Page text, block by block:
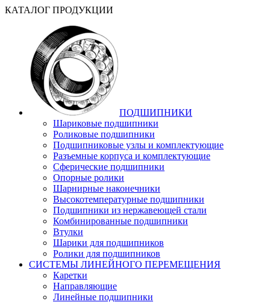
КАТАЛОГ ПРОДУКЦИИ
ПОДШИПНИКИ
Шариковые подшипники
Роликовые подшипники
Подшипниковые узлы и комплектующие
Разъемные корпуса и комплектующие
Сферические подшипники
Опорные ролики
Шарнирные наконечники
Высокотемпературные подшипники
Подшипники из нержавеющей стали
Комбинированные подшипники
Втулки
Шарики для подшипников
Ролики для подшипников
СИСТЕМЫ ЛИНЕЙНОГО ПЕРЕМЕЩЕНИЯ
Каретки
Направляющие
Линейные подшипники